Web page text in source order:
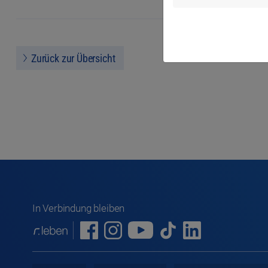
Zurück zur Übersicht
In Verbindung bleiben